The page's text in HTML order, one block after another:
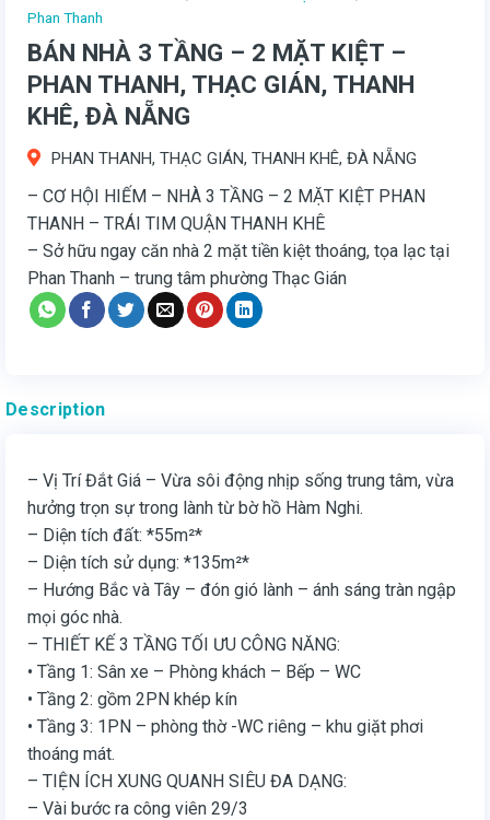
Phan Thanh
BÁN NHÀ 3 TẦNG – 2 MẶT KIỆT –
PHAN THANH, THẠC GIÁN, THANH
KHÊ, ĐÀ NẴNG
PHAN THANH, THẠC GIÁN, THANH KHÊ, ĐÀ NẴNG
– CƠ HỘI HIẾM – NHÀ 3 TẦNG – 2 MẶT KIỆT PHAN
THANH – TRÁI TIM QUẬN THANH KHÊ
– Sở hữu ngay căn nhà 2 mặt tiền kiệt thoáng, tọa lạc tại
Phan Thanh – trung tâm phường Thạc Gián
Description
– Vị Trí Đắt Giá – Vừa sôi động nhịp sống trung tâm, vừa
hưởng trọn sự trong lành từ bờ hồ Hàm Nghi.
– Diện tích đất: *55m²*
– Diện tích sử dụng: *135m²*
– Hướng Bắc và Tây – đón gió lành – ánh sáng tràn ngập
mọi góc nhà.
– THIẾT KẾ 3 TẦNG TỐI ƯU CÔNG NĂNG:
• Tầng 1: Sân xe – Phòng khách – Bếp – WC
• Tầng 2: gồm 2PN khép kín
• Tầng 3: 1PN – phòng thờ -WC riêng – khu giặt phơi
thoáng mát.
– TIỆN ÍCH XUNG QUANH SIÊU ĐA DẠNG:
– Vài bước ra công viên 29/3